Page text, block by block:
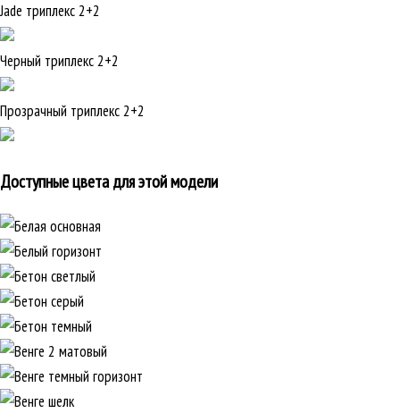
Jade триплекс 2+2
Черный триплекс 2+2
Прозрачный триплекс 2+2
Доступные цвета для этой модели